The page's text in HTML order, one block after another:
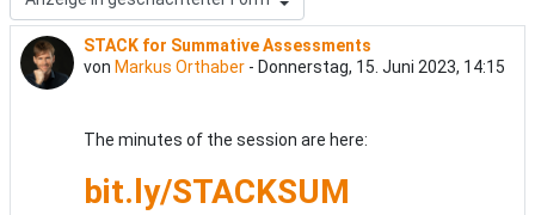
STACK for Summative Assessments
von Markus Orthaber - Donnerstag, 15. Juni 2023, 14:15
Anzahl Antworten: 0
The minutes of the session are here:
bit.ly/STACKSUM